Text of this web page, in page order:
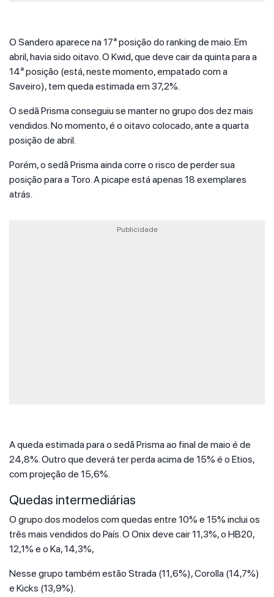
O Sandero aparece na 17ª posição do ranking de maio. Em
abril, havia sido oitavo. O Kwid, que deve cair da quinta para a
14ª posição (está, neste momento, empatado com a
Saveiro), tem queda estimada em 37,2%.
O sedã Prisma conseguiu se manter no grupo dos dez mais
vendidos. No momento, é o oitavo colocado, ante a quarta
posição de abril.
Porém, o sedã Prisma ainda corre o risco de perder sua
posição para a Toro. A picape está apenas 18 exemplares
atrás.
Publicidade
A queda estimada para o sedã Prisma ao final de maio é de
24,8%. Outro que deverá ter perda acima de 15% é o Etios,
com projeção de 15,6%.
Quedas intermediárias
O grupo dos modelos com quedas entre 10% e 15% inclui os
três mais vendidos do País. O Onix deve cair 11,3%, o HB20,
12,1% e o Ka, 14,3%,
Nesse grupo também estão Strada (11,6%), Corolla (14,7%)
e Kicks (13,9%).